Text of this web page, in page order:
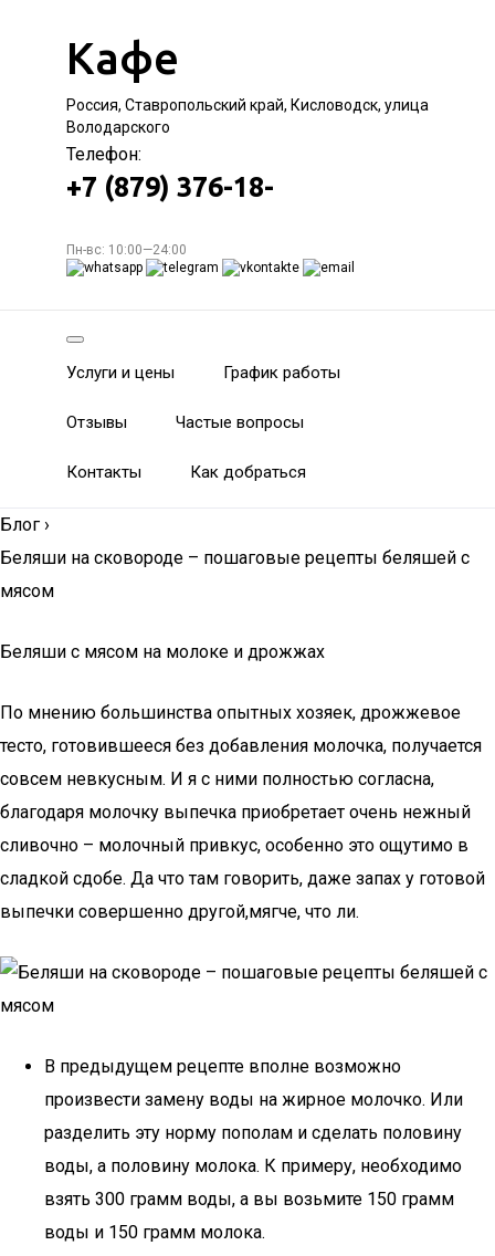
Кафе
Россия, Ставропольский край, Кисловодск, улица
Володарского
Телефон:
+7 (879) 376-18-
Пн-вс: 10:00—24:00
Услуги и цены График работы
Отзывы Частые вопросы
Контакты Как добраться
Блог ›
Беляши на сковороде – пошаговые рецепты беляшей с
мясом
Беляши с мясом на молоке и дрожжах
По мнению большинства опытных хозяек, дрожжевое
тесто, готовившееся без добавления молочка, получается
совсем невкусным. И я с ними полностью согласна,
благодаря молочку выпечка приобретает очень нежный
сливочно – молочный привкус, особенно это ощутимо в
сладкой сдобе. Да что там говорить, даже запах у готовой
выпечки совершенно другой,мягче, что ли.
В предыдущем рецепте вполне возможно
произвести замену воды на жирное молочко. Или
разделить эту норму пополам и сделать половину
воды, а половину молока. К примеру, необходимо
взять 300 грамм воды, а вы возьмите 150 грамм
воды и 150 грамм молока.